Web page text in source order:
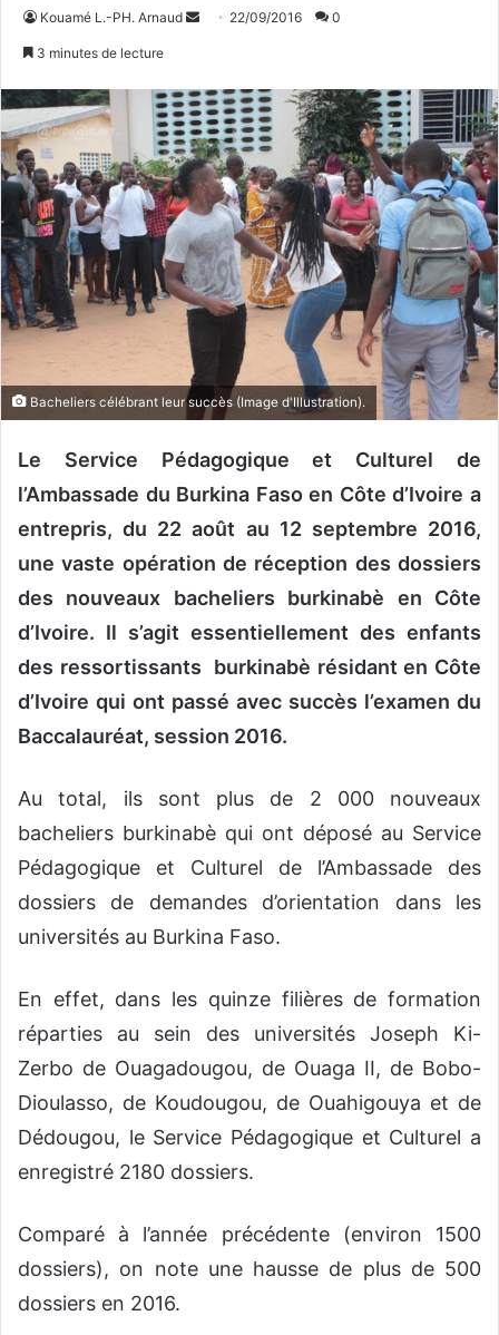
Kouamé L.-PH. Arnaud
o
y
e
r
n
c
o
u
e
22/09/2016 0
3 minutes de lecture
Bacheliers célébrant leur succès (Image d'Illustration).
Le Service Pédagogique et Culturel de
l’Ambassade du Burkina Faso en Côte d’Ivoire a
entrepris, du 22 août au 12 septembre 2016,
une vaste opération de réception des dossiers
des nouveaux bacheliers burkinabè en Côte
d’Ivoire. Il s’agit essentiellement des enfants
des ressortissants burkinabè résidant en Côte
d’Ivoire qui ont passé avec succès l’examen du
Baccalauréat, session 2016.
Au total, ils sont plus de 2 000 nouveaux
bacheliers burkinabè qui ont déposé au Service
Pédagogique et Culturel de l’Ambassade des
dossiers de demandes d’orientation dans les
universités au Burkina Faso.
En effet, dans les quinze filières de formation
réparties au sein des universités Joseph Ki-
Zerbo de Ouagadougou, de Ouaga II, de Bobo-
Dioulasso, de Koudougou, de Ouahigouya et de
Dédougou, le Service Pédagogique et Culturel a
enregistré 2180 dossiers.
Comparé à l’année précédente (environ 1500
dossiers), on note une hausse de plus de 500
dossiers en 2016.